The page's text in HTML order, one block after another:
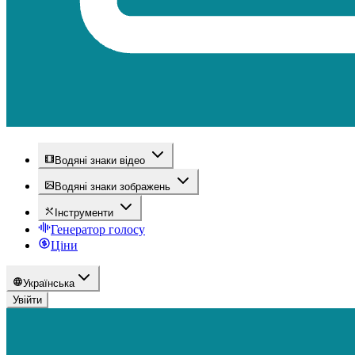
Водяні знаки відео
Водяні знаки зображень
Інструменти
Генератор голосу
Ціни
Українська
Увійти